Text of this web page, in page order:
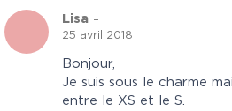
Lisa –
25 avril 2018
Bonjour,
Je suis sous le charme
entre le XS et le S.